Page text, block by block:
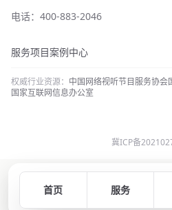
电话：400-883-2046
服务项目案例中心
权威行业资源： 中国网络视听节目服务协会
国家互联网信息办公室
冀ICP备
首页 服务